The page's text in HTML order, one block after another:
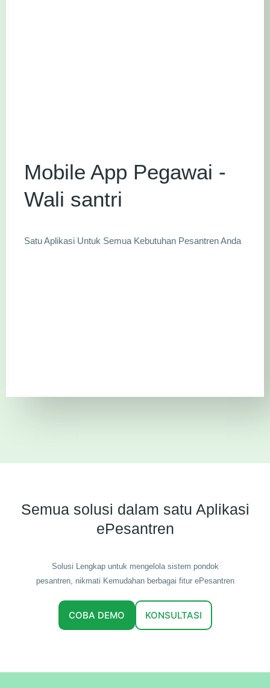
Mobile App Pegawai -
Wali santri
Satu Aplikasi Untuk Semua Kebutuhan Pesantren Anda
Semua solusi dalam satu Aplikasi
ePesantren
Solusi Lengkap untuk mengelola sistem pondok
pesantren, nikmati Kemudahan berbagai fitur ePesantren
COBA DEMO KONSULTASI